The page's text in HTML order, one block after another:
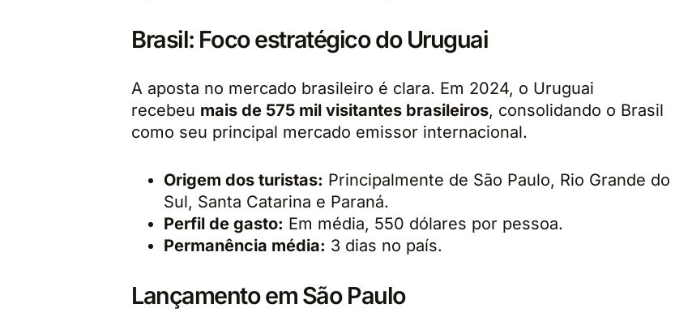
Brasil: Foco estratégico do Uruguai
A aposta no mercado brasileiro é clara. Em 2024, o Uruguai
recebeu mais de 575 mil visitantes brasileiros, consolidando o Brasil
como seu principal mercado emissor internacional.
Origem dos turistas: Principalmente de São Paulo, Rio Grande do
Sul, Santa Catarina e Paraná.
Perfil de gasto: Em média, 550 dólares por pessoa.
Permanência média: 3 dias no país.
Lançamento em São Paulo